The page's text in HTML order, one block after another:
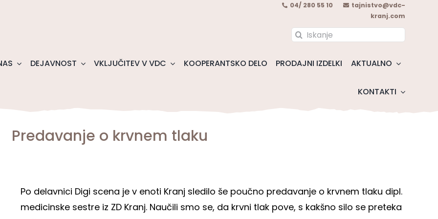
04/ 280 55 10
tajnistvo@vdc-
kranj.com
Search
DEJAVNOST VKLJUČITEV V VDC KOOPERANTSKO DELO PRODAJNI IZDELKI AKTUALNO
KONTAKTI
Predavanje o krvnem tlaku
Po delavnici Digi scena je v enoti Kranj sledilo še poučno predavanje o krvnem tlaku dipl.
medicinske sestre iz ZD Kranj. Naučili smo se, da krvni tlak pove, s kakšno silo se preteka